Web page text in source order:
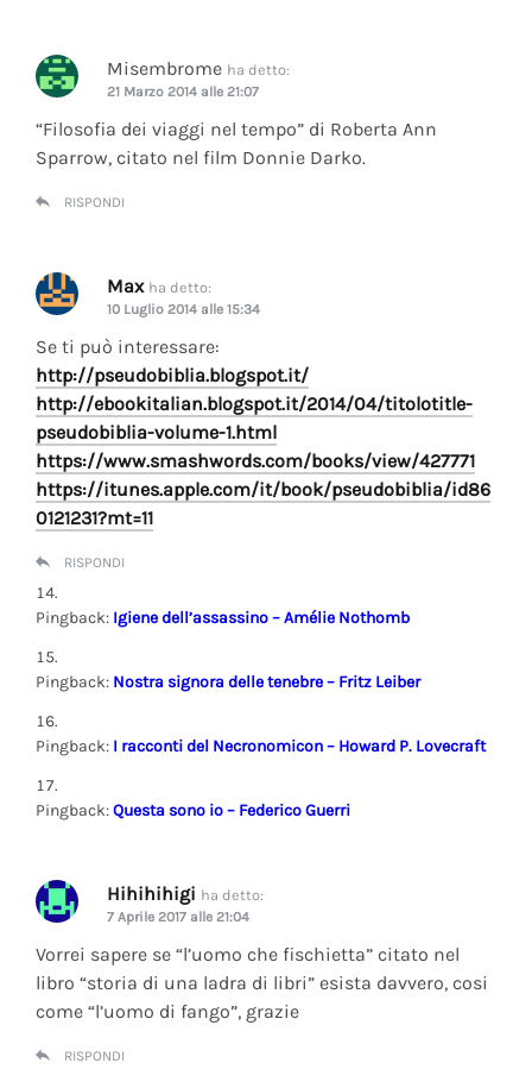
Misembrome ha detto:
21 Marzo 2014 alle 21:07
“Filosofia dei viaggi nel tempo” di Roberta Ann
Sparrow, citato nel film Donnie Darko.
RISPONDI
Max ha detto:
10 Luglio 2014 alle 15:34
Se ti può interessare:
http://pseudobiblia.blogspot.it/
http://ebookitalian.blogspot.it/2014/04/titolotitle-
pseudobiblia-volume-1.html
https://www.smashwords.com/books/view/427771
https://itunes.apple.com/it/book/pseudobiblia/id86
0121231?mt=11
RISPONDI
Pingback: Igiene dell’assassino – Amélie Nothomb
Pingback: Nostra signora delle tenebre – Fritz Leiber
Pingback: I racconti del Necronomicon – Howard P. Lovecraft
Pingback:Questa sono io – Federico Guerri
Hihihihigi ha detto:
7 Aprile 2017 alle 21:04
Vorrei sapere se “l’uomo che fischietta” citato nel
libro “storia di una ladra di libri” esista davvero, cosi
come “l’uomo di fango”, grazie
RISPONDI